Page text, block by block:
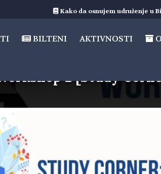
Kako da osnujem udruženje u
BILTENI AKTIVNOSTI
2 [Study